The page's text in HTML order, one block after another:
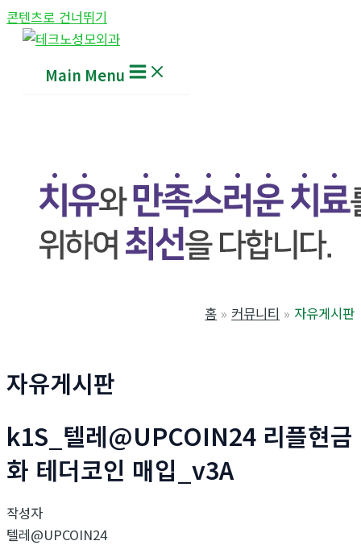
콘텐츠로 건너뛰기
Main Menu
홈 커뮤니티 자유게시판
자유게시판
k1S_텔레@UPCOIN24 리플현금
화 테더코인 매입_v3A
작성자
텔레@UPCOIN24